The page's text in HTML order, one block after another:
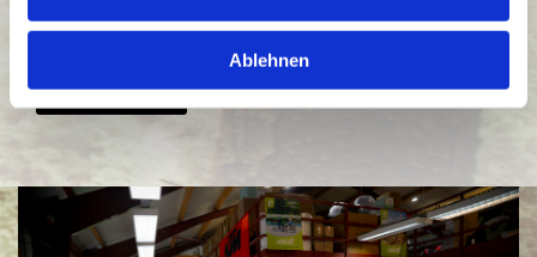
Ablehnen
stehen wir Ihnen in allen Fragen gerne zur Seite.